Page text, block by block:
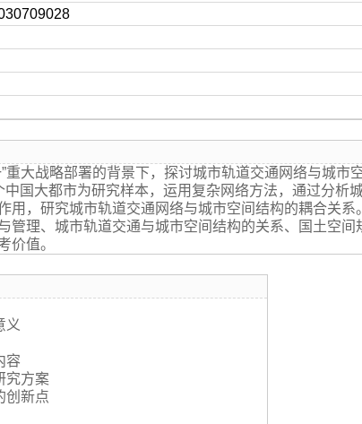
重大战略部署的背景下，探讨城市轨道交通网络与城
中国大都市为研究样本，运用复杂网络方法，通过分
用，研究城市轨道交通网络与城市空间结构的耦合关系。
管理、城市轨道交通与城市空间结构的关系、国土空
价值。
义
容
究方案
创新点